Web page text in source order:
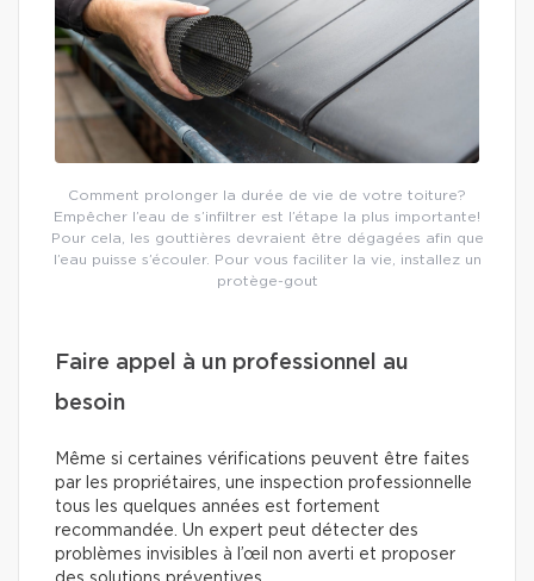
Comment prolonger la durée de vie de votre toiture?
Empêcher l’eau de s’infiltrer est l’étape la plus importante!
Pour cela, les gouttières devraient être dégagées afin que
l’eau puisse s’écouler. Pour vous faciliter la vie, installez un
protège-gout
Faire appel à un professionnel au
besoin
Même si certaines vérifications peuvent être faites
par les propriétaires, une inspection professionnelle
tous les quelques années est fortement
recommandée. Un expert peut détecter des
problèmes invisibles à l’œil non averti et proposer